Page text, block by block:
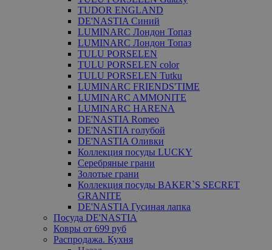
TUDOR ENGLAND
DE'NASTIA Синий
LUMINARC Лондон Топаз
LUMINARC Лондон Топаз
TULU PORSELEN
TULU PORSELEN color
TULU PORSELEN Tutku
LUMINARC FRIENDS'TIME
LUMINARC AMMONITE
LUMINARC HARENA
DE'NASTIA Romeo
DE'NASTIA голубой
DE'NASTIA Оливки
Коллекция посуды LUCKY
Серебряные грани
Золотые грани
Коллекция посуды BAKER`S SECRET
GRANITE
DE'NASTIA Гусиная лапка
Посуда DE'NASTIA
Ковры от 699 руб
Распродажа. Кухня